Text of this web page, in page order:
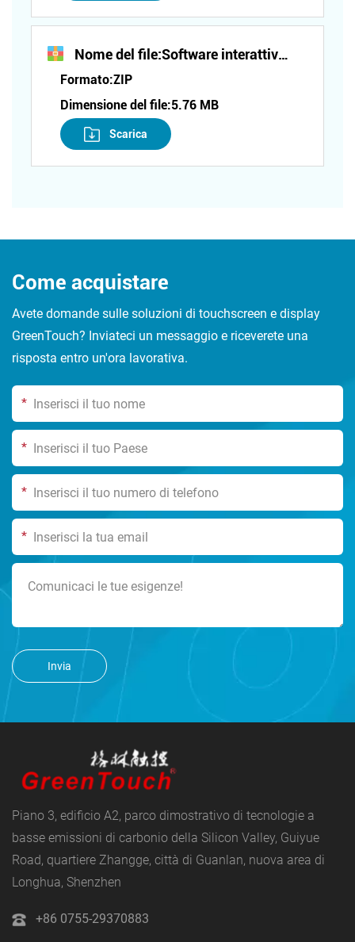
Nome del file:Software interattivo per la configurazione della lamina a contatto (serie XT)
Formato:ZIP
Dimensione del file:5.76 MB
Scarica
Come acquistare
Avete domande sulle soluzioni di touchscreen e display
GreenTouch? Inviateci un messaggio e riceverete una
risposta entro un'ora lavorativa.
*
*
*
*
Invia
Piano 3, edificio A2, parco dimostrativo di tecnologie a
basse emissioni di carbonio della Silicon Valley, Guiyue
Road, quartiere Zhangge, città di Guanlan, nuova area di
Longhua, Shenzhen
+86 0755-29370883